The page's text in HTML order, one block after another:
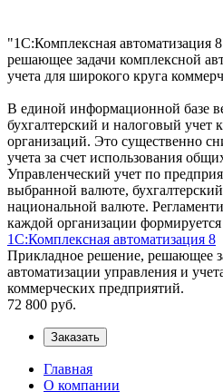
"1С:Комплексная автоматизация
решающее задачи комплексной
учета для широкого круга
В единой информационной базе
бухгалтерский и налоговый учет
организаций. Это существенно
учета за счет использования
Управленческий учет по
выбранной валюте,
национальной валюте.
каждой организации формируется
1С:Комплексная автоматизация 8
Прикладное решение, решающее
автоматизации управления и
коммерческих предприятий.
72 800 руб.
Заказать
Главная
О компании